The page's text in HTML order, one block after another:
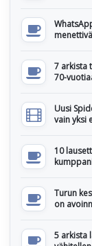
7 arkista
70-
Uusi
vain yksi
10
Turun
on
5 arkista